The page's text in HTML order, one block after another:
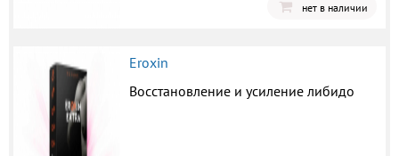
нет в наличии
Eroxin
Восстановление и усиление либидо